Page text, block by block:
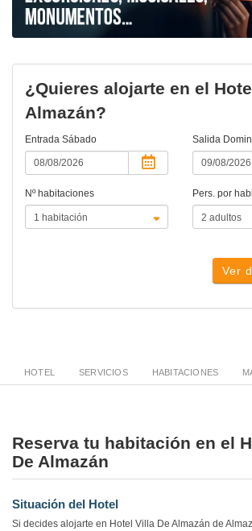
¿Quieres alojarte en el
Almazán?
Entrada Sábado Salida
Nº habitaciones Pers. por
Ver
HOTEL SERVICIOS HABITACIONES
Reserva tu habitación en el
De Almazán
Situación del Hotel
Si decides alojarte en Hotel Villa De Almazán de